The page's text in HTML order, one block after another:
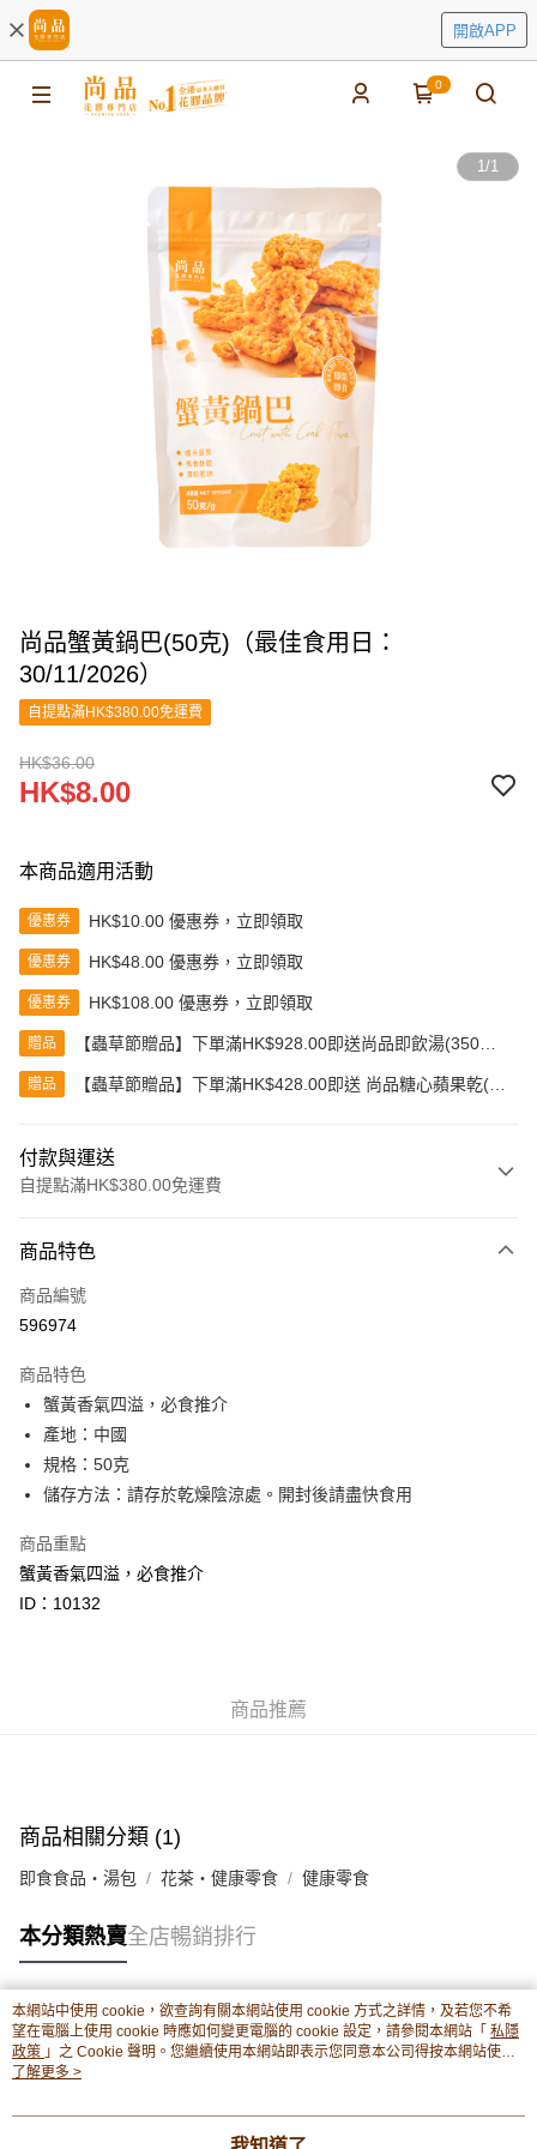
開啟APP
0
1/1
尚品蟹黃鍋巴(50克)（最佳食用日：
30/11/2026）
自提點滿HK$380.00免運費
HK$36.00
HK$8.00
本商品適用活動
優惠券 HK$10.00 優惠券，立即領取
優惠券 HK$48.00 優惠券，立即領取
優惠券 HK$108.00 優惠券，立即領取
贈品
【蟲草節贈品】下單滿HK$928.00即送尚品即飲湯(350克)
贈品
【蟲草節贈品】下單滿HK$428.00即送 尚品糖心蘋果乾(80
付款與運送
自提點滿HK$380.00免運費
信用卡
Apple Pay
AlipayHK
PayMe
WeChat Pay
BoC Pay
其他轉帳方式
相關說明
並WhatsApp 90719878 或電郵eshop@premierfood.com.hk，我們在收到
順豐智能櫃(智能櫃取件要視乎包裹尺寸限制，如包裹過大，
每筆HK$80.00，滿HK$380.00或以上免運費
滿$380免運費 - 送貨到家(3-5個工作天內送達)
每筆HK$80.00，滿HK$380.00或以上免運費
付款後門市自取 (3-6天可到店取) (取貨請自備購物袋)
商品特色
商品編號
596974
商品特色
蟹黃香氣四溢，必食推介
產地：中國
規格：50克
儲存方法：請存於乾燥陰涼處。開封後請盡快食用
商品重點
蟹黃香氣四溢，必食推介
ID：10132
商品推薦
商品相關分類 (1)
即食食品・湯包 花茶・健康零食 健康零食
本分類熱賣全店暢銷排行
熱門標籤
熱銷排行
本網站中使用 cookie，欲查詢有關本網站使用 cookie 方式之詳情，及若您不希
望在電腦上使用 cookie 時應如何變更電腦的 cookie 設定，請參閱本網站「 私隱
政策 」之 Cookie 聲明。您繼續使用本網站即表示您同意本公司得按本網站使用
條款之 Cookie 聲明使用 cookie。
了解更多 >